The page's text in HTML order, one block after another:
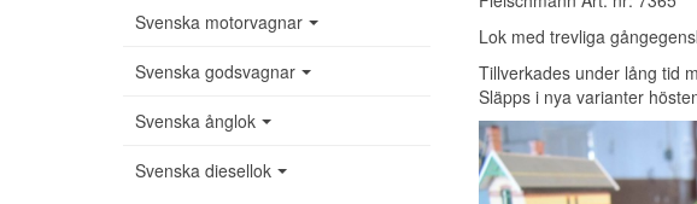
Lok med trevliga
Tillverkades under lång tid
Släpps i nya varianter
Svenska motorvagnar
Svenska godsvagnar
Svenska ånglok
Svenska diesellok